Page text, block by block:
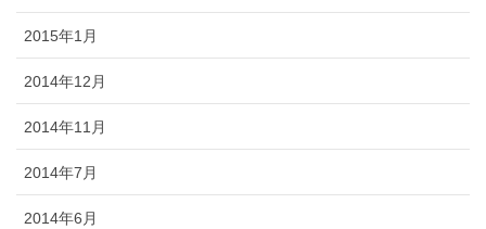
2015年1月
2014年12月
2014年11月
2014年7月
2014年6月